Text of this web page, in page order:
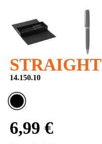
STRAIGHT
14.150.10
6,99 €